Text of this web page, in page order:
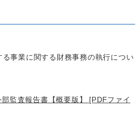
事業に関する財務事務の執行につい
監査報告書【概要版】 [PDFファイ